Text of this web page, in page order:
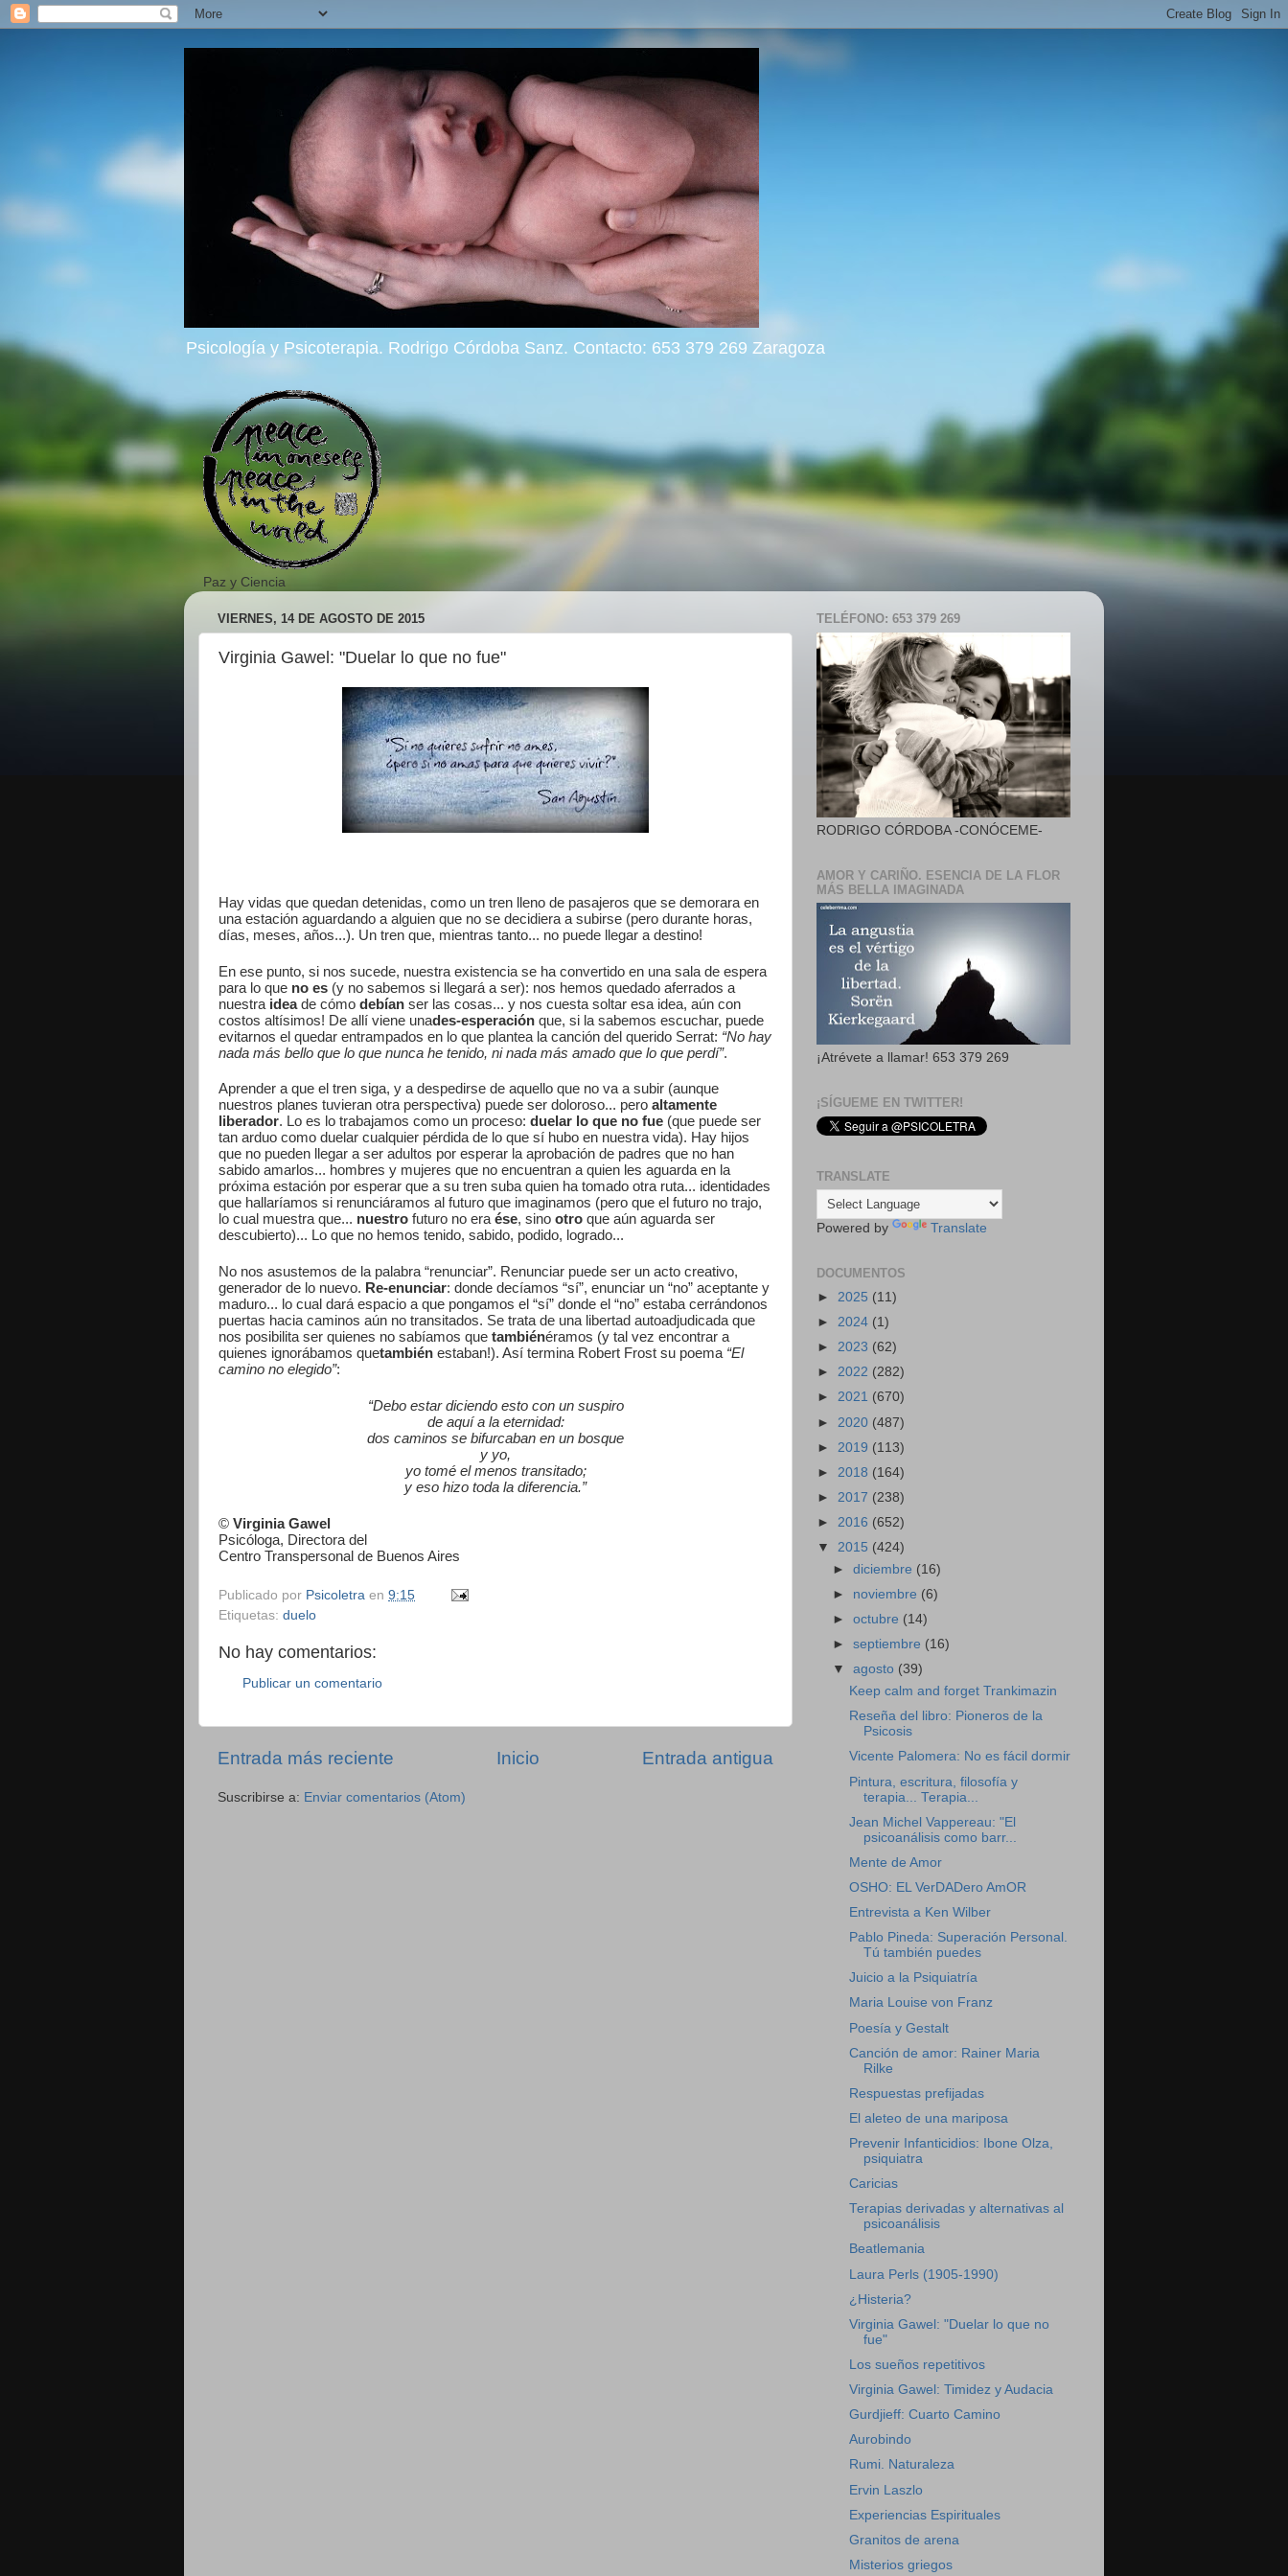
Psicología y Psicoterapia. Rodrigo Córdoba Sanz. Contacto: 653 379 269 Zaragoza
Paz y Ciencia
VIERNES, 14 DE AGOSTO DE 2015
Virginia Gawel: "Duelar lo que no fue"
Hay vidas que quedan detenidas, como un tren lleno de pasajeros que se demorara en
una estación aguardando a alguien que no se decidiera a subirse (pero durante horas,
días, meses, años...). Un tren que, mientras tanto... no puede llegar a destino!
En ese punto, si nos sucede, nuestra existencia se ha convertido en una sala de espera
para lo que no es (y no sabemos si llegará a ser): nos hemos quedado aferrados a
nuestra ideade cómo debían ser las cosas... y nos cuesta soltar esa idea, aún con
costos altísimos! De allí viene unades-esperación que, si la sabemos escuchar, puede
evitarnos el quedar entrampados en lo que plantea la canción del querido Serrat: “No hay
nada más bello que lo que nunca he tenido, ni nada más amado que lo que perdí”.
Aprender a que el tren siga, y a despedirse de aquello que no va a subir (aunque
nuestros planes tuvieran otra perspectiva) puede ser doloroso... pero altamente
liberador. Lo es lo trabajamos como un proceso: duelar lo que no fue (que puede ser
tan arduo como duelar cualquier pérdida de lo que sí hubo en nuestra vida). Hay hijos
que no pueden llegar a ser adultos por esperar la aprobación de padres que no han
sabido amarlos... hombres y mujeres que no encuentran a quien les aguarda en la
próxima estación por esperar que a su tren suba quien ha tomado otra ruta... identidades
que hallaríamos si renunciáramos al futuro que imaginamos (pero que el futuro no trajo,
lo cual muestra que... nuestro futuro no eraése, sino otro que aún aguarda ser
descubierto)... Lo que no hemos tenido, sabido, podido, logrado...
No nos asustemos de la palabra “renunciar”. Renunciar puede ser un acto creativo,
generador de lo nuevo. Re-enunciar: donde decíamos “sí”, enunciar un “no” aceptante y
maduro... lo cual dará espacio a que pongamos el “sí” donde el “no” estaba cerrándonos
puertas hacia caminos aún no transitados. Se trata de una libertad autoadjudicada que
nos posibilita ser quienes no sabíamos que tambiénéramos (y tal vez encontrar a
quienes ignorábamos quetambién estaban!). Así termina Robert Frost su poema “El
camino no elegido”:
“Debo estar diciendo esto con un suspiro
de aquí a la eternidad:
dos caminos se bifurcaban en un bosque
y yo,
yo tomé el menos transitado;
y eso hizo toda la diferencia.”
© Virginia Gawel
Psicóloga, Directora del
Centro Transpersonal de Buenos Aires
Publicado por Psicoletra en 9:15
Etiquetas: duelo
No hay comentarios:
Publicar un comentario
Entrada más reciente Entrada antigua
Inicio
Suscribirse a: Enviar comentarios (Atom)
TELÉFONO: 653 379 269
RODRIGO CÓRDOBA -CONÓCEME-
AMOR Y CARIÑO. ESENCIA DE LA FLOR
MÁS BELLA IMAGINADA
¡Atrévete a llamar! 653 379 269
¡SÍGUEME EN TWITTER!
TRANSLATE
Powered by Translate
DOCUMENTOS
► 2025 (11)
► 2024 (1)
► 2023 (62)
► 2022 (282)
► 2021 (670)
► 2020 (487)
► 2019 (113)
► 2018 (164)
► 2017 (238)
► 2016 (652)
▼ 2015 (424)
►diciembre (16)
► noviembre (6)
►octubre (14)
►septiembre (16)
▼agosto (39)
Keep calm and forget Trankimazin
Reseña del libro: Pioneros de la
Psicosis
Vicente Palomera: No es fácil dormir
Pintura, escritura, filosofía y
terapia... Terapia...
Jean Michel Vappereau: "El
psicoanálisis como barr...
Mente de Amor
OSHO: EL VerDADero AmOR
Entrevista a Ken Wilber
Pablo Pineda: Superación Personal.
Tú también puedes
Juicio a la Psiquiatría
Maria Louise von Franz
Poesía y Gestalt
Canción de amor: Rainer Maria
Rilke
Respuestas prefijadas
El aleteo de una mariposa
Prevenir Infanticidios: Ibone Olza,
psiquiatra
Caricias
Terapias derivadas y alternativas al
psicoanálisis
Beatlemania
Laura Perls (1905-1990)
¿Histeria?
Virginia Gawel: "Duelar lo que no
fue"
Los sueños repetitivos
Virginia Gawel: Timidez y Audacia
Gurdjieff: Cuarto Camino
Aurobindo
Rumi. Naturaleza
Ervin Laszlo
Experiencias Espirituales
Granitos de arena
Misterios griegos